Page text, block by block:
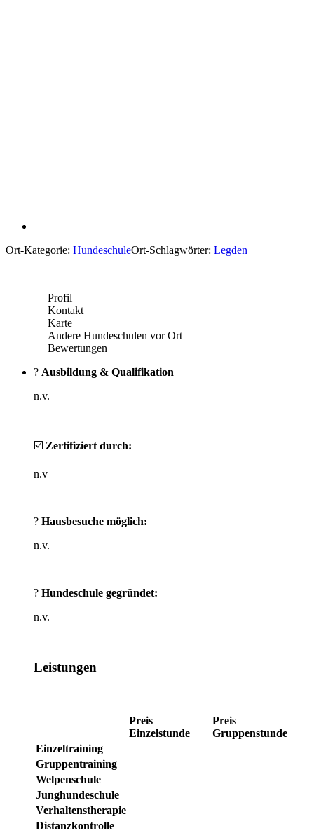
Ort-Kategorie: HundeschuleOrt-Schlagwörter: Legden
Profil
Kontakt
Karte
Andere Hundeschulen vor Ort
Bewertungen
? Ausbildung & Qualifikation
n.v.
☑️ Zertifiziert durch:
n.v
? Hausbesuche möglich:
n.v.
? Hundeschule gegründet:
n.v.
Leistungen
Preis
Einzelstunde
Preis
Gruppenstunde
Einzeltraining
Gruppentraining
Welpenschule
Junghundeschule
Verhaltenstherapie
Distanzkontrolle